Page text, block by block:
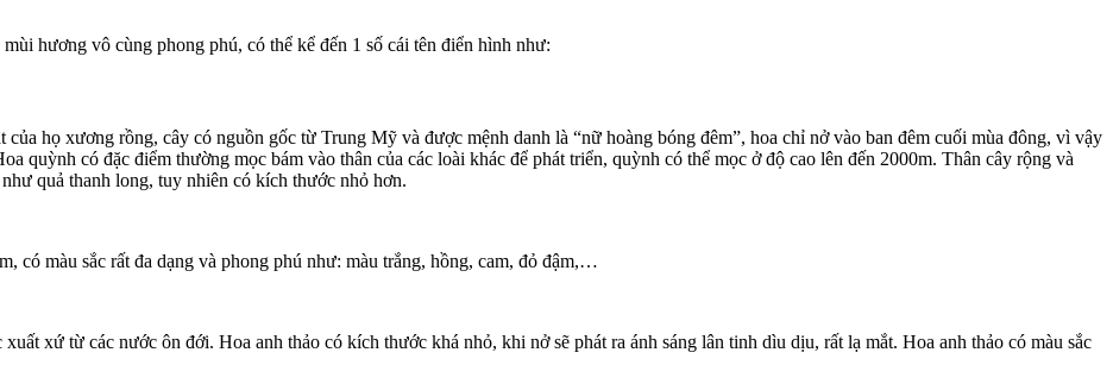
hương vô cùng phong phú, có thể kể đến 1 số cái tên điển hình như:
họ xương rồng, cây có nguồn gốc từ Trung Mỹ và được mệnh danh là “nữ hoàng bóng đêm”, hoa chỉ nở vào ban đêm cuối mùa đông, vì vậy
quỳnh có đặc điểm thường mọc bám vào thân của các loài khác để phát triển, quỳnh có thể mọc ở độ cao lên đến 2000m. Thân cây rộng và
quả thanh long, tuy nhiên có kích thước nhỏ hơn.
có màu sắc rất đa dạng và phong phú như: màu trắng, hồng, cam, đỏ đậm,…
xứ từ các nước ôn đới. Hoa anh thảo có kích thước khá nhỏ, khi nở sẽ phát ra ánh sáng lân tinh dìu dịu, rất lạ mắt. Hoa anh thảo có màu sắc